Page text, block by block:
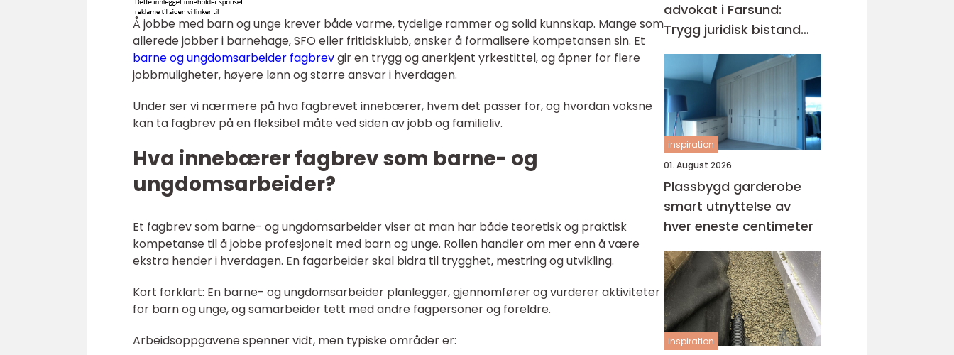
Å jobbe med barn og unge krever både varme, tydelige rammer og solid kunnskap. Mange som
allerede jobber i barnehage, SFO eller fritidsklubb, ønsker å formalisere kompetansen sin. Et
barne og ungdomsarbeider fagbrevgir en trygg og anerkjent yrkestittel, og åpner for flere
jobbmuligheter, høyere lønn og større ansvar i hverdagen.
Under ser vi nærmere på hva fagbrevet innebærer, hvem det passer for, og hvordan voksne
kan ta fagbrev på en fleksibel måte ved siden av jobb og familieliv.
Hva innebærer fagbrev som barne- og
ungdomsarbeider?
Et fagbrev som barne- og ungdomsarbeider viser at man har både teoretisk og praktisk
kompetanse til å jobbe profesjonelt med barn og unge. Rollen handler om mer enn å være
ekstra hender i hverdagen. En fagarbeider skal bidra til trygghet, mestring og utvikling.
Kort forklart: En barne- og ungdomsarbeider planlegger, gjennomfører og vurderer aktiviteter
for barn og unge, og samarbeider tett med andre fagpersoner og foreldre.
Arbeidsoppgavene spenner vidt, men typiske områder er:
advokat i Farsund:
Trygg juridisk bistand
når du trenger det
inspiration
01. August 2026
Plassbygd garderobe
smart utnyttelse av
hver eneste centimeter
inspiration